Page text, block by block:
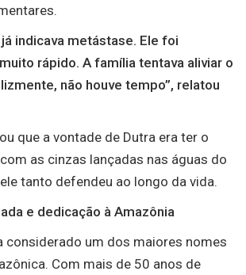
indicava metástase. Ele foi
rápido. A família tentava aliviar o
não houve tempo”, relatou
que a vontade de Dutra era ter o
as cinzas lançadas nas águas do
tanto defendeu ao longo da vida.
e dedicação à Amazônia
considerado um dos maiores nomes
Com mais de 50 anos de